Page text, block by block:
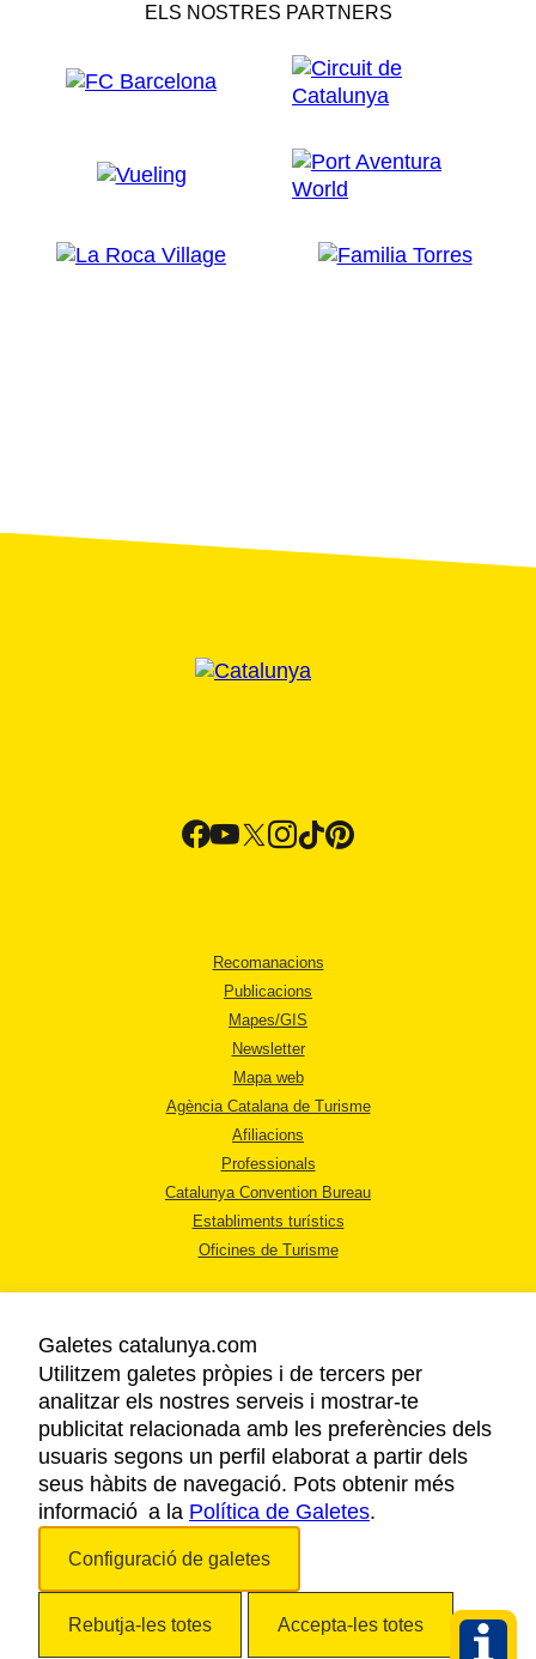
ELS NOSTRES PARTNERS
Recomanacions
Publicacions
Mapes/GIS
Newsletter
Mapa web
Agència Catalana de Turisme
Afiliacions
Professionals
Catalunya Convention Bureau
Establiments turístics
Oficines de Turisme
AVÍS LEGAL
POLÍTICA DE PRIVACITAT
COOKIES
ACCESSIBILITAT
Galetes catalunya.com
Utilitzem galetes pròpies i de tercers per
analitzar els nostres serveis i mostrar-te
publicitat relacionada amb les preferències dels
usuaris segons un perfil elaborat a partir dels
seus hàbits de navegació. Pots obtenir més
informació a la Política de Galetes.
Configuració de galetes
Rebutja-les totes Accepta-les totes